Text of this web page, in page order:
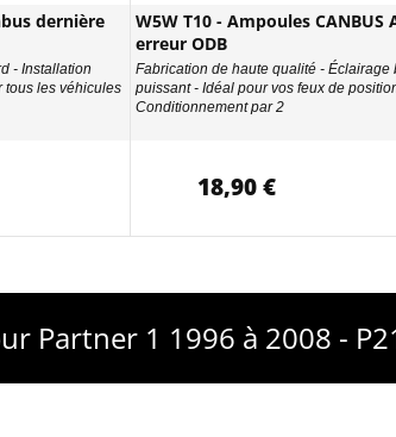
dernière
- Installation
tous les véhicules
W5W T10 - Ampoules CANBUS
erreur ODB
Fabrication de haute qualité - Éclairage
puissant - Idéal pour vos feux de
Conditionnement par 2
18,90 €
Partner 1 1996 à 2008 -